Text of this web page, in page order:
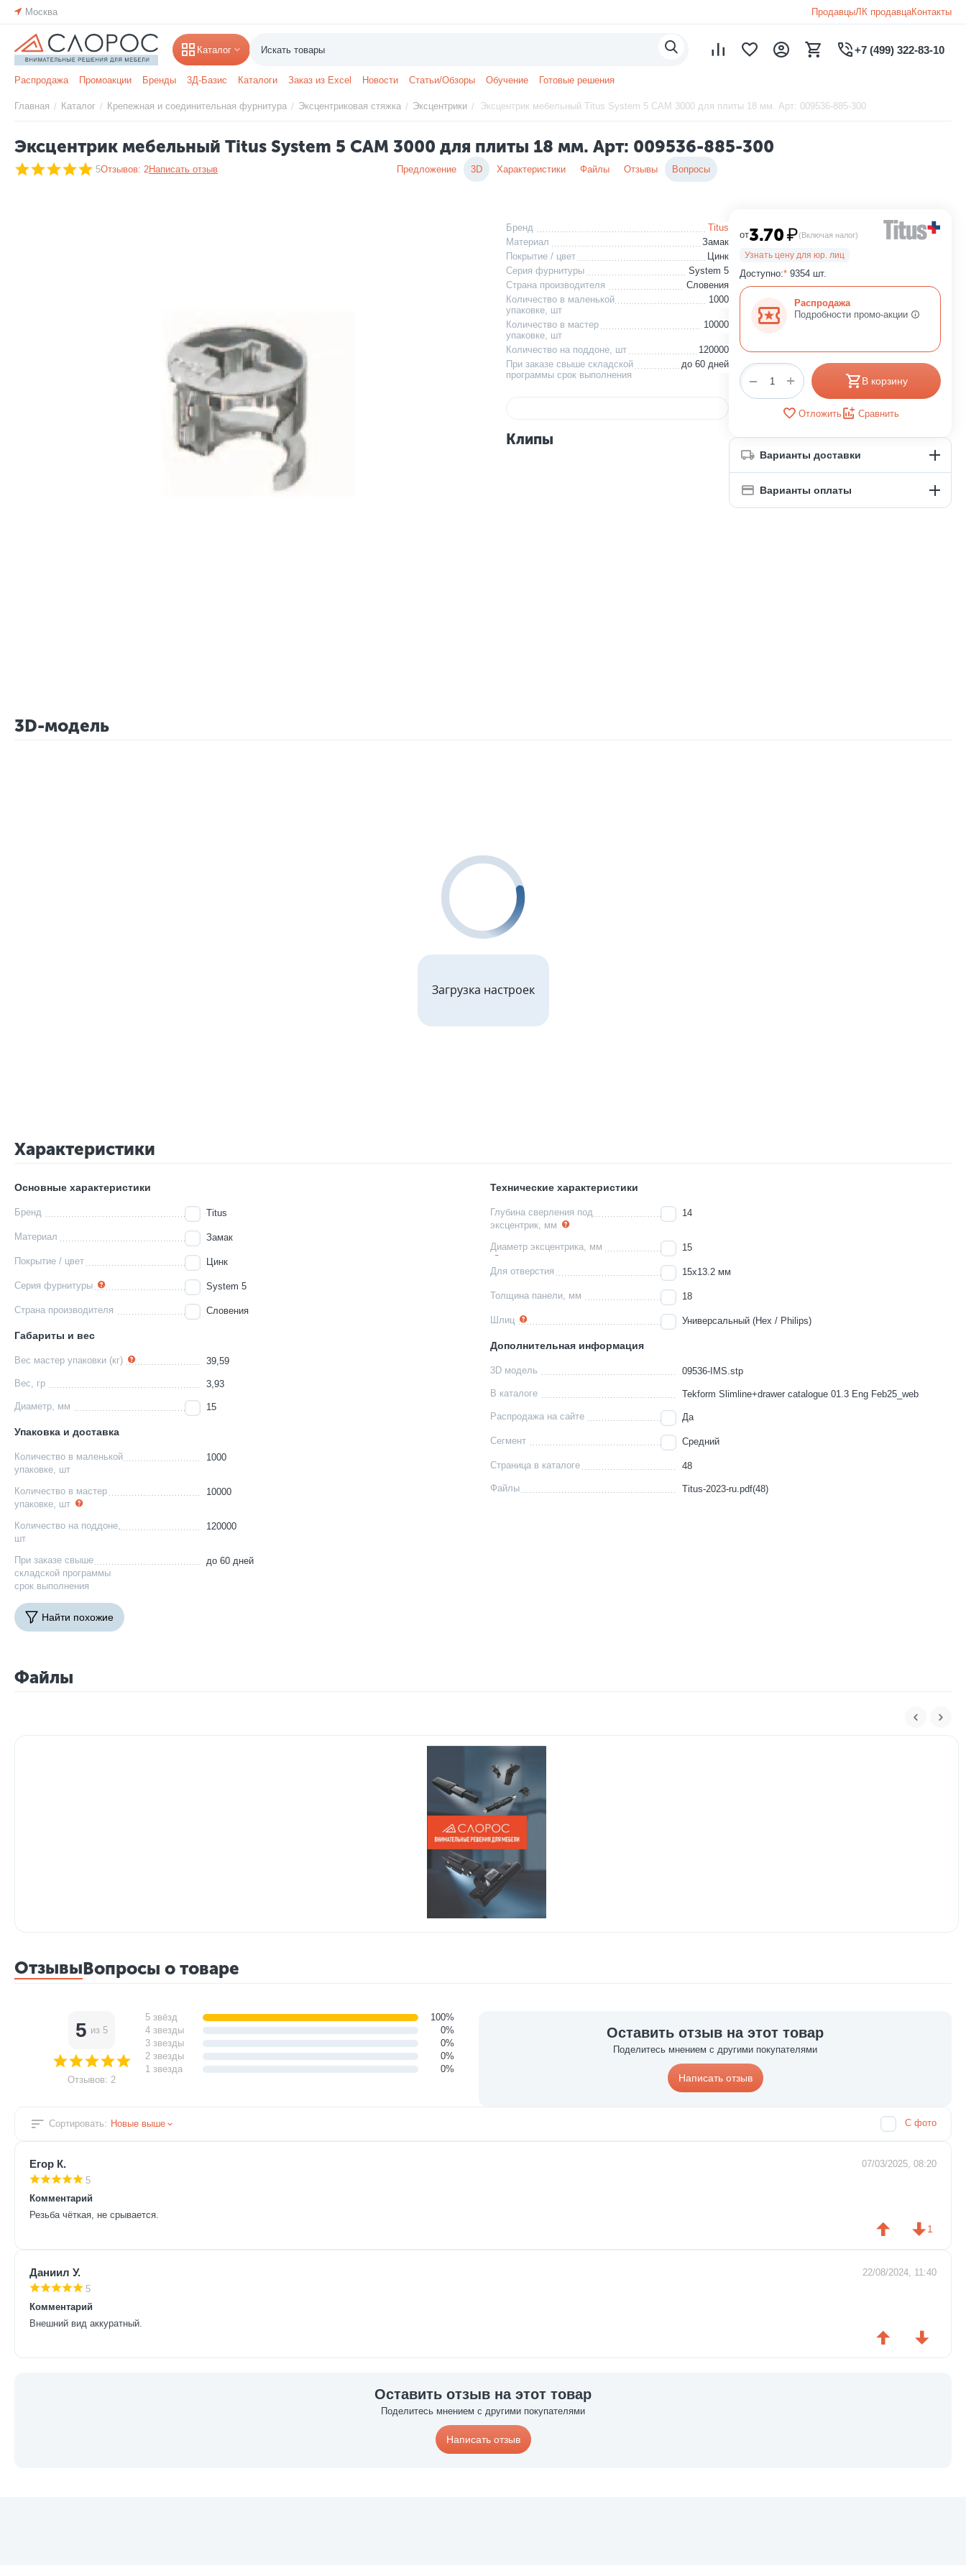
Москва ПродавцыЛК продавцаКонтакты
Каталог +7 (499) 322-83-10
Распродажа Промоакции Бренды 3Д-Базис Каталоги Заказ из Excel Новости Статьи/Обзоры Обучение Готовые решения
Главная / Каталог / Крепежная и соединительная фурнитура / Эксцентриковая стяжка / Эксцентрики / Эксцентрик мебельный Titus System 5 CAM 3000 для плиты 18 мм. Арт: 009536-885-300
Эксцентрик мебельный Titus System 5 CAM 3000 для плиты 18 мм. Арт: 009536-885-300
5Отзывов: 2Написать отзыв Предложение 3D Характеристики Файлы Отзывы Вопросы
Бренд
Titus
Материал
Замак
Покрытие / цвет
Цинк
Серия фурнитуры
System 5
Страна производителя
Словения
Количество в маленькой
упаковке, шт
1000
Количество в мастер
упаковке, шт
10000
Количество на поддоне, шт
120000
При заказе свыше складской
программы срок выполнения
до 60 дней
Клипы
от3.70₽(Включая налог)
Узнать цену для юр. лиц
Доступно:* 9354 шт.
Распродажа
Подробности промо-акции
+
− В корзину
Отложить Сравнить
Варианты доставки
Варианты оплаты
3D-модель
Загрузка настроек
Характеристики
Основные характеристики
Бренд Titus
Материал Замак
Покрытие / цвет Цинк
Серия фурнитуры System 5
Страна производителя Словения
Габариты и вес
Вес мастер упаковки (кг) 39,59
Вес, гр 3,93
Диаметр, мм 15
Упаковка и доставка
Количество в маленькой
упаковке, шт
1000
Количество в мастер
упаковке, шт
10000
Количество на поддоне,
шт
120000
При заказе свыше
складской программы
срок выполнения
до 60 дней
Технические характеристики
Глубина сверления под
эксцентрик, мм
14
Диаметр эксцентрика, мм 15
Для отверстия 15х13.2 мм
Толщина панели, мм 18
Шлиц Универсальный (Нех / Philips)
Дополнительная информация
3D модель 09536-IMS.stp
В каталоге Tekform Slimline+drawer catalogue 01.3 Eng Feb25_web
Распродажа на сайте Да
Сегмент Средний
Страница в каталоге 48
Файлы Titus-2023-ru.pdf(48)
Найти похожие
Файлы
ОтзывыВопросы о товаре
Оставить отзыв на этот товар
Поделитесь мнением с другими покупателями
Написать отзыв
5 из 5
Отзывов: 2
5 звёзд
100%
4 звезды
0%
3 звезды
0%
2 звезды
0%
1 звезда
0%
Сортировать: Новые выше С фото
Егор К.
07/03/2025, 08:20
5
Комментарий
Резьба чёткая, не срывается.
1
Даниил У.
22/08/2024, 11:40
5
Комментарий
Внешний вид аккуратный.
Оставить отзыв на этот товар
Поделитесь мнением с другими покупателями
Написать отзыв